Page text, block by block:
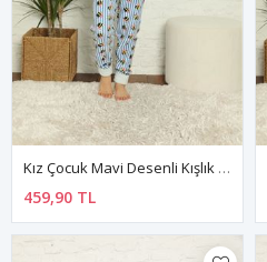
Kız Çocuk Mavi Desenli Kışlık Polar Pijama Takımı 12F-20026-1
459,90 TL